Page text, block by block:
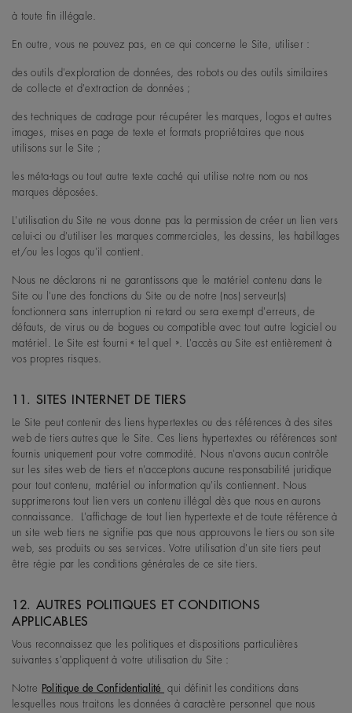
à toute fin illégale.
En outre, vous ne pouvez pas, en ce qui concerne le Site, utiliser :
des outils d'exploration de données, des robots ou des outils similaires
de collecte et d'extraction de données ;
des techniques de cadrage pour récupérer les marques, logos et autres
images, mises en page de texte et formats propriétaires que nous
utilisons sur le Site ;
les méta-tags ou tout autre texte caché qui utilise notre nom ou nos
marques déposées.
L'utilisation du Site ne vous donne pas la permission de créer un lien vers
celui-ci ou d'utiliser les marques commerciales, les dessins, les habillages
et/ou les logos qu'il contient.
Nous ne déclarons ni ne garantissons que le matériel contenu dans le
Site ou l'une des fonctions du Site ou de notre (nos) serveur(s)
fonctionnera sans interruption ni retard ou sera exempt d'erreurs, de
défauts, de virus ou de bogues ou compatible avec tout autre logiciel ou
matériel. Le Site est fourni « tel quel ». L'accès au Site est entièrement à
vos propres risques.
11. SITES INTERNET DE TIERS
Le Site peut contenir des liens hypertextes ou des références à des sites
web de tiers autres que le Site. Ces liens hypertextes ou références sont
fournis uniquement pour votre commodité. Nous n'avons aucun contrôle
sur les sites web de tiers et n'acceptons aucune responsabilité juridique
pour tout contenu, matériel ou information qu'ils contiennent. Nous
supprimerons tout lien vers un contenu illégal dès que nous en aurons
connaissance. L'affichage de tout lien hypertexte et de toute référence à
un site web tiers ne signifie pas que nous approuvons le tiers ou son site
web, ses produits ou ses services. Votre utilisation d'un site tiers peut
être régie par les conditions générales de ce site tiers.
12. AUTRES POLITIQUES ET CONDITIONS
APPLICABLES
Vous reconnaissez que les politiques et dispositions particulières
suivantes s'appliquent à votre utilisation du Site :
Notre Politique de Confidentialité
qui définit les conditions dans
lesquelles nous traitons les données à caractère personnel que nous